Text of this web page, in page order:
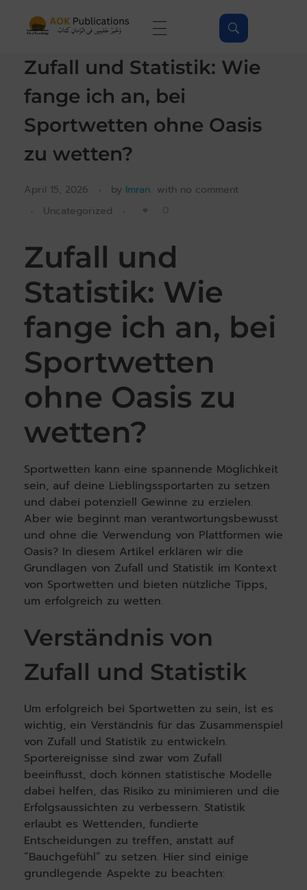
Zufall und Statistik: Wie
fange ich an, bei
Sportwetten ohne Oasis
zu wetten?
April 15, 2026 by Imran with no comment
Uncategorized
Zufall und
Statistik: Wie
fange ich an, bei
Sportwetten
ohne Oasis zu
wetten?
Sportwetten kann eine spannende Möglichkeit
sein, auf deine Lieblingssportarten zu setzen
und dabei potenziell Gewinne zu erzielen.
Aber wie beginnt man verantwortungsbewusst
und ohne die Verwendung von Plattformen wie
Oasis? In diesem Artikel erklären wir die
Grundlagen von Zufall und Statistik im Kontext
von Sportwetten und bieten nützliche Tipps,
um erfolgreich zu wetten.
Verständnis von
Zufall und Statistik
Um erfolgreich bei Sportwetten zu sein, ist es
wichtig, ein Verständnis für das Zusammenspiel
von Zufall und Statistik zu entwickeln.
Sportereignisse sind zwar vom Zufall
beeinflusst, doch können statistische Modelle
dabei helfen, das Risiko zu minimieren und die
Erfolgsaussichten zu verbessern. Statistik
erlaubt es Wettenden, fundierte
Entscheidungen zu treffen, anstatt auf
“Bauchgefühl” zu setzen. Hier sind einige
grundlegende Aspekte zu beachten: